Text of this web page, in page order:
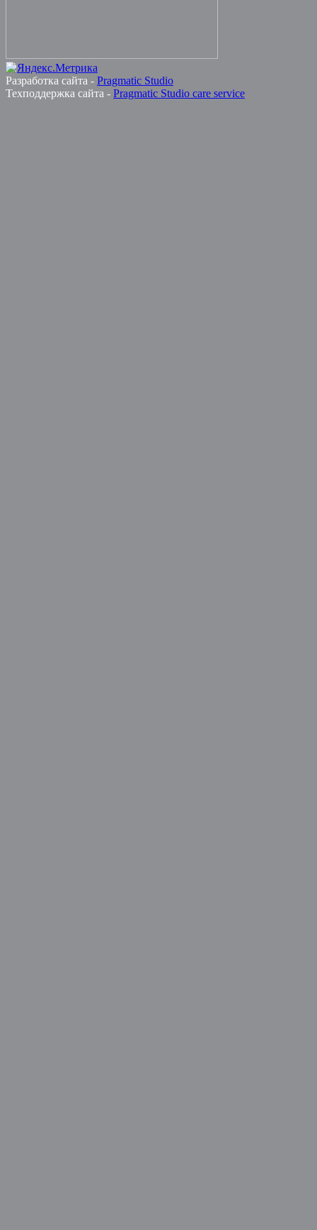
Разработка сайта - Pragmatic Studio
Техподдержка сайта - Pragmatic Studio care service